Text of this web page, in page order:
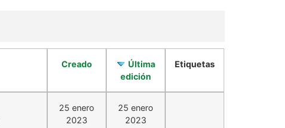
Creado
Última
edición
Etiquetas
25 enero
2023
25 enero
2023